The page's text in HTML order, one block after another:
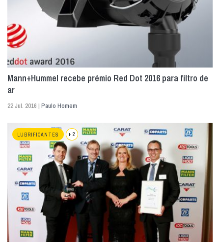
Mann+Hummel recebe prémio Red Dot 2016 para filtro de
ar
22 Jul. 2016 | Paulo Homem
LUBRIFICANTES + 2